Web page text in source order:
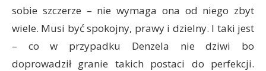
sobie szczerze – nie wymaga ona od niego zbyt
wiele. Musi być spokojny, prawy i dzielny. I taki jest
– co w przypadku Denzela nie dziwi bo
doprowadził granie takich postaci do perfekcji.